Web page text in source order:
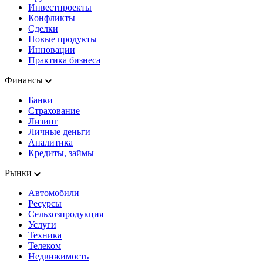
Инвестпроекты
Конфликты
Сделки
Новые продукты
Инновации
Практика бизнеса
Финансы
Банки
Страхование
Лизинг
Личные деньги
Аналитика
Кредиты, займы
Рынки
Автомобили
Ресурсы
Сельхозпродукция
Услуги
Техника
Телеком
Недвижимость